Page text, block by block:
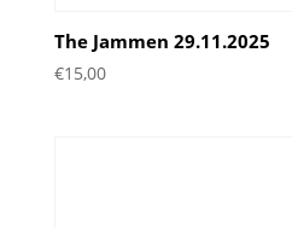
The Jammen 29.11.2025
€15,00